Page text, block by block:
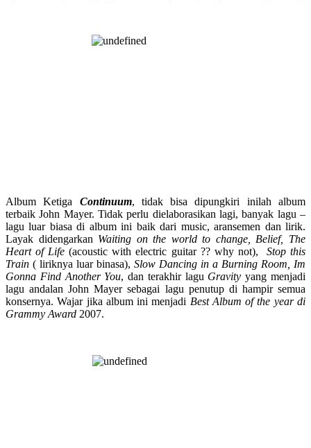
Album Ketiga Continuum, tidak bisa dipungkiri inilah album
terbaik John Mayer. Tidak perlu dielaborasikan lagi, banyak lagu –
lagu luar biasa di album ini baik dari music, aransemen dan lirik.
Layak didengarkan Waiting on the world to change, Belief, The
Heart of Life (acoustic with electric guitar ?? why not), Stop this
Train ( liriknya luar binasa), Slow Dancing in a Burning Room, Im
Gonna Find Another You, dan terakhir lagu Gravity yang menjadi
lagu andalan John Mayer sebagai lagu penutup di hampir semua
konsernya. Wajar jika album ini menjadi Best Album of the year di
Grammy Award 2007.